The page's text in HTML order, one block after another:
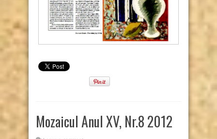
Mozaicul Anul XV, Nr.8 2012